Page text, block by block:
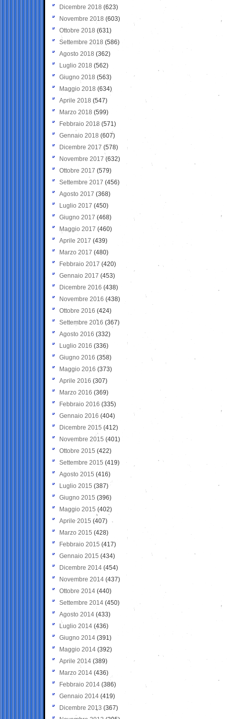
Dicembre 2018 (623)
Novembre 2018 (603)
Ottobre 2018 (631)
Settembre 2018 (586)
Agosto 2018 (362)
Luglio 2018 (562)
Giugno 2018 (563)
Maggio 2018 (634)
Aprile 2018 (547)
Marzo 2018 (599)
Febbraio 2018 (571)
Gennaio 2018 (607)
Dicembre 2017 (578)
Novembre 2017 (632)
Ottobre 2017 (579)
Settembre 2017 (456)
Agosto 2017 (368)
Luglio 2017 (450)
Giugno 2017 (468)
Maggio 2017 (460)
Aprile 2017 (439)
Marzo 2017 (480)
Febbraio 2017 (420)
Gennaio 2017 (453)
Dicembre 2016 (438)
Novembre 2016 (438)
Ottobre 2016 (424)
Settembre 2016 (367)
Agosto 2016 (332)
Luglio 2016 (336)
Giugno 2016 (358)
Maggio 2016 (373)
Aprile 2016 (307)
Marzo 2016 (369)
Febbraio 2016 (335)
Gennaio 2016 (404)
Dicembre 2015 (412)
Novembre 2015 (401)
Ottobre 2015 (422)
Settembre 2015 (419)
Agosto 2015 (416)
Luglio 2015 (387)
Giugno 2015 (396)
Maggio 2015 (402)
Aprile 2015 (407)
Marzo 2015 (428)
Febbraio 2015 (417)
Gennaio 2015 (434)
Dicembre 2014 (454)
Novembre 2014 (437)
Ottobre 2014 (440)
Settembre 2014 (450)
Agosto 2014 (433)
Luglio 2014 (436)
Giugno 2014 (391)
Maggio 2014 (392)
Aprile 2014 (389)
Marzo 2014 (436)
Febbraio 2014 (386)
Gennaio 2014 (419)
Dicembre 2013 (367)